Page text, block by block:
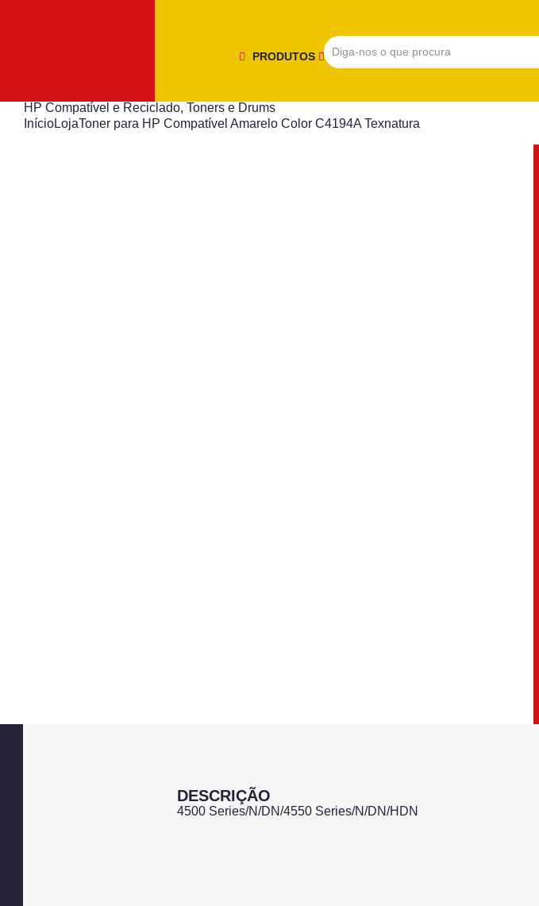
PRODUTOS
HP Compatível e Reciclado, Toners e Drums
InícioLojaToner para HP Compatível Amarelo Color C4194A Texnatura
DESCRIÇÃO
4500 Series/N/DN/4550 Series/N/DN/HDN